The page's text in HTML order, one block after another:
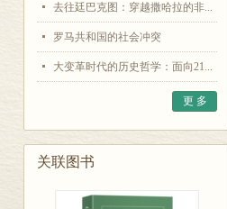
去往廷巴克图：穿越撒哈拉的非...
罗马共和国的社会冲突
大变革时代的历史哲学：面向21...
更 多
关联图书